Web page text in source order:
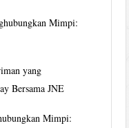
Mimpi:
yang
Bersama JNE
Mimpi: